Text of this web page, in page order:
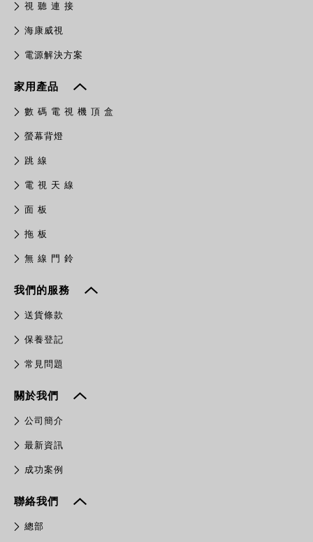
視 聽 連 接
​海康威視
電源解決方案
家用產品
數 碼 電 視 機 頂 盒
螢幕背燈
跳 線
電 視 天 線
面 板
拖 板
無 線 門 鈴
我們的服務
送貨條款
保養登記
常見問題
關於我們
公司簡介
最新資訊
成功案例
聯絡我們
總部